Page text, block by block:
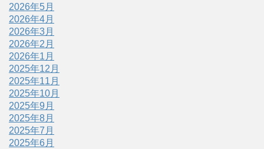
2026年5月
2026年4月
2026年3月
2026年2月
2026年1月
2025年12月
2025年11月
2025年10月
2025年9月
2025年8月
2025年7月
2025年6月